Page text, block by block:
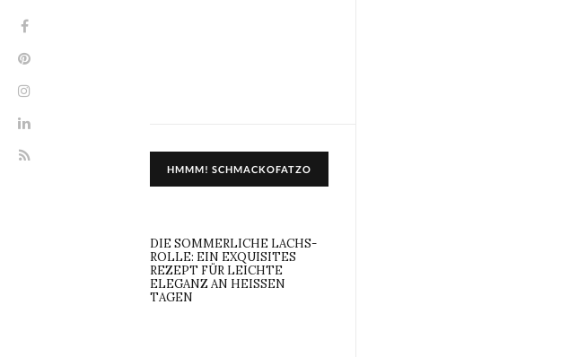
HMMM! SCHMACKOFATZO
DIE SOMMERLICHE LACHS-
ROLLE: EIN EXQUISITES
REZEPT FÜR LEICHTE
ELEGANZ AN HEISSEN T
AGEN